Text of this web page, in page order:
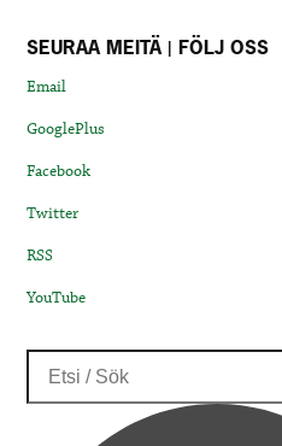
SEURAA MEITÄ | FÖLJ OSS
Email
GooglePlus
Facebook
Twitter
RSS
YouTube